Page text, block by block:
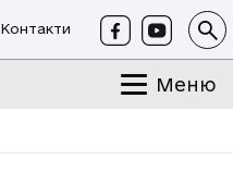
Контакти
Меню